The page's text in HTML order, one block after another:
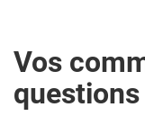
Vos
questions